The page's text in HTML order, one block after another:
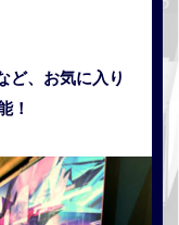
ど、お気に入り
！